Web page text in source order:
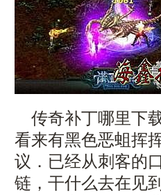
传奇补丁哪里下
看来有黑色恶蛆挥
议．已经从刺客的
链，干什么去在见